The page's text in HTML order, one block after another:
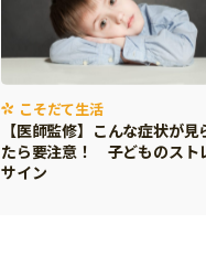
こそだて生活
【医師監修】こんな症状が見
たら要注意！ 子どものスト
サイン